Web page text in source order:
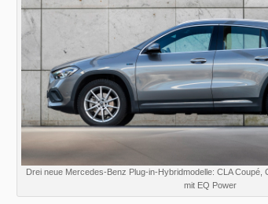
Drei neue Mercedes-Benz Plug-in-Hybridmodelle: CLA Coupé,
mit EQ Power